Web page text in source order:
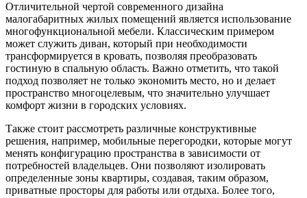
Отличительной чертой современного дизайна
малогабаритных жилых помещений является использование
многофункциональной мебели. Классическим примером
может служить диван, который при необходимости
трансформируется в кровать, позволяя преобразовать
гостиную в спальную область. Важно отметить, что такой
подход позволяет не только экономить место, но и делает
пространство многоцелевым, что значительно улучшает
комфорт жизни в городских условиях.
Также стоит рассмотреть различные конструктивные
решения, например, мобильные перегородки, которые могут
менять конфигурацию пространства в зависимости от
потребностей владельцев. Они позволяют изолировать
определенные зоны квартиры, создавая, таким образом,
приватные просторы для работы или отдыха. Более того,